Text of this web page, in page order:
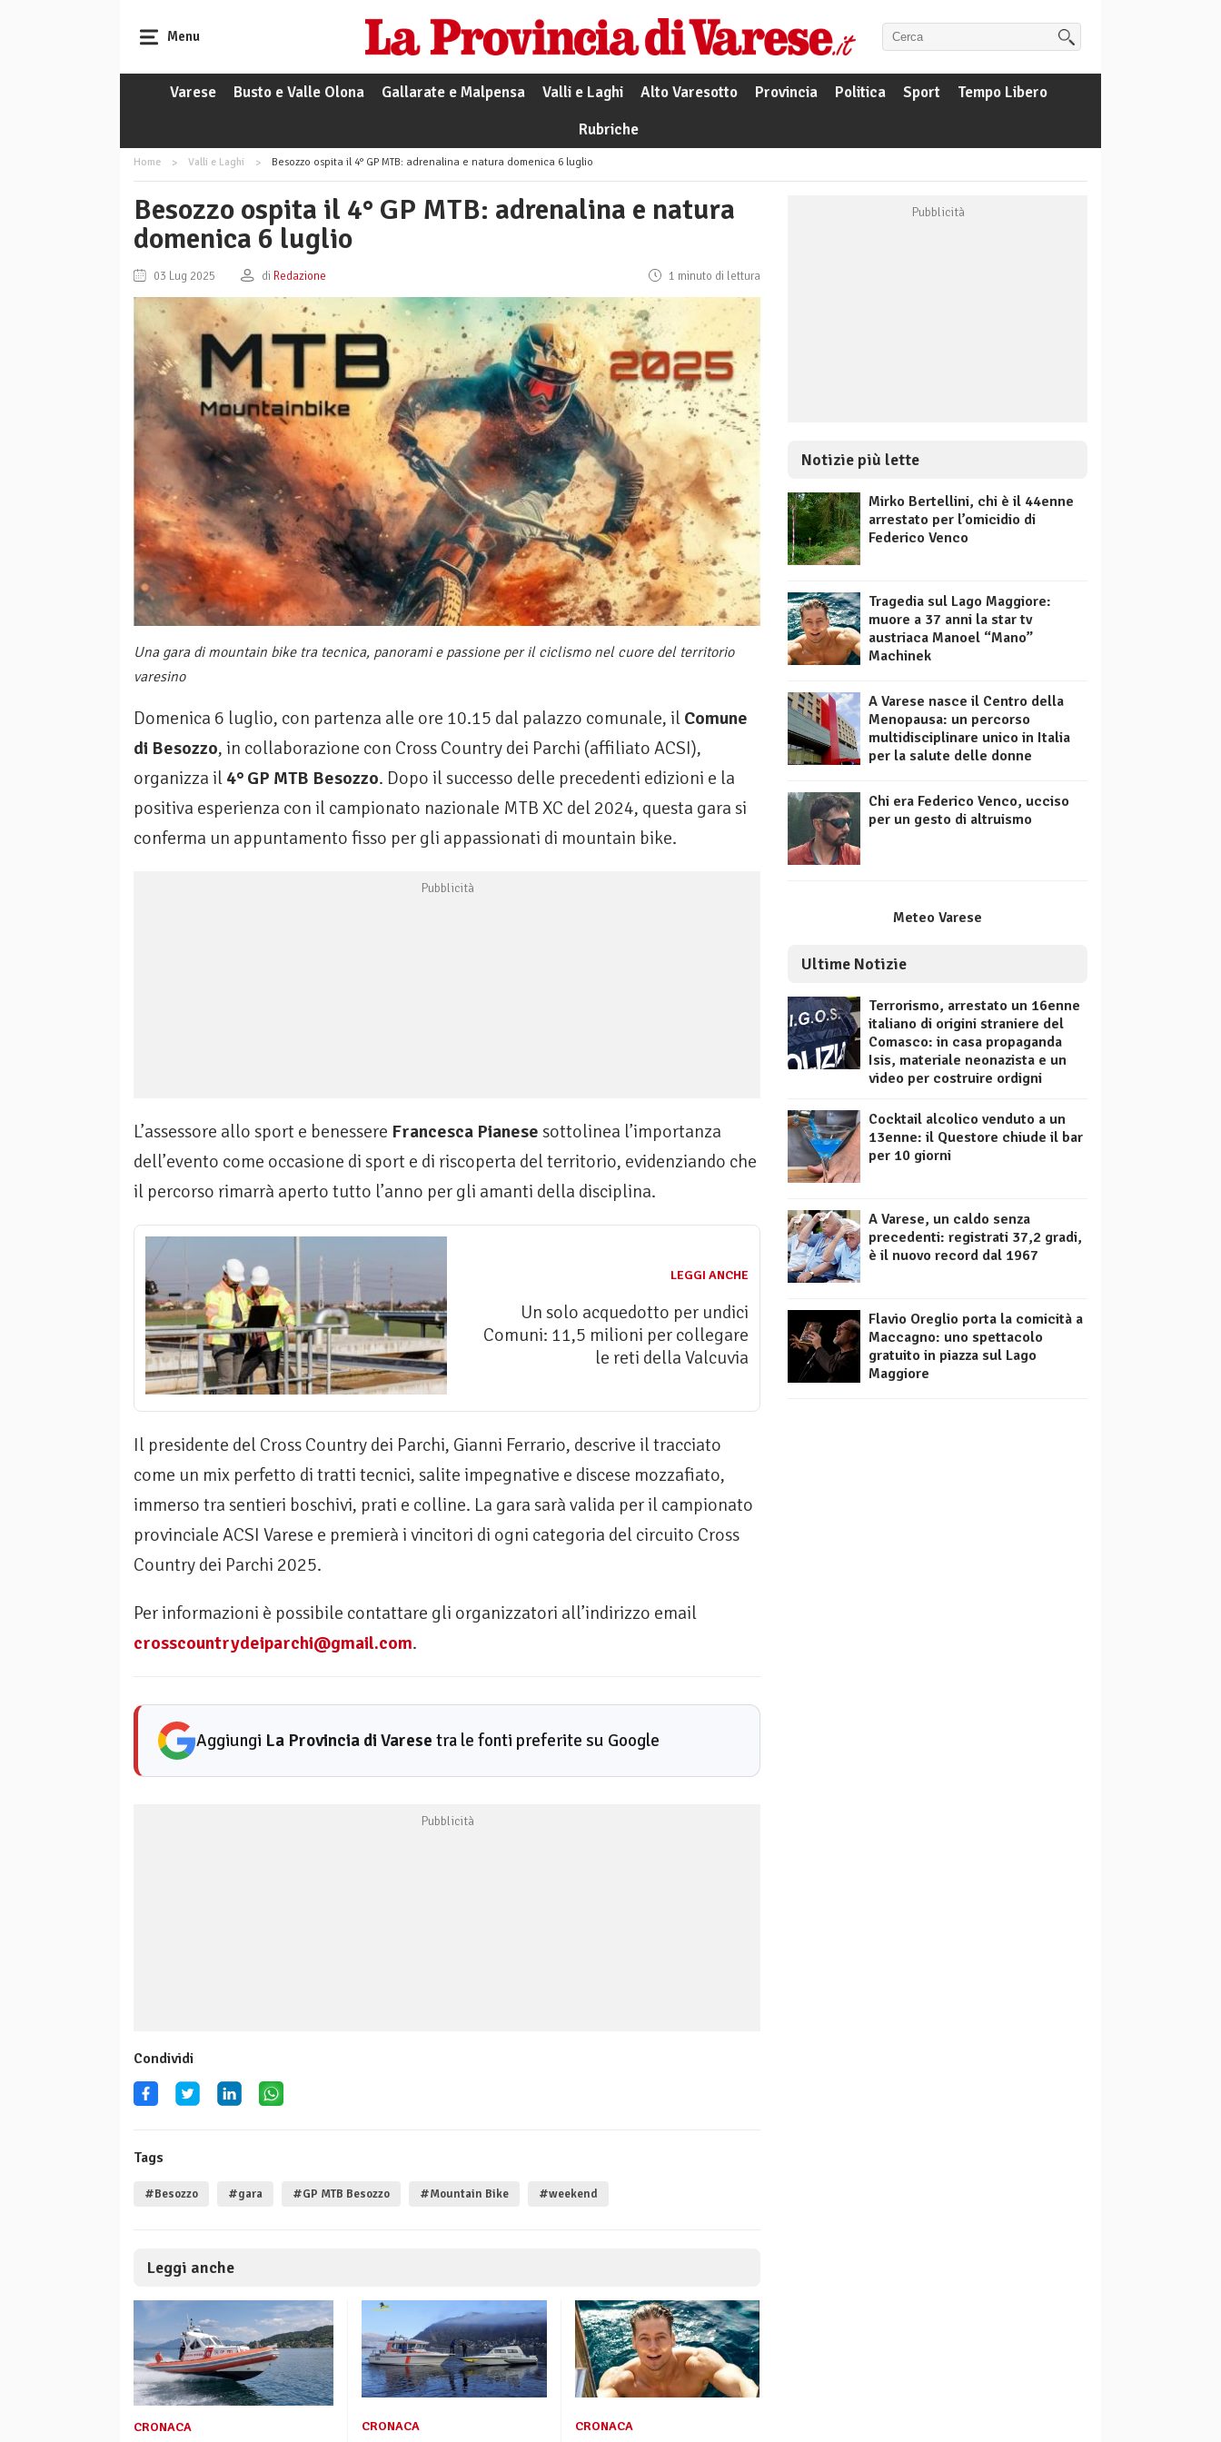
Menu
Varese Busto e Valle Olona Gallarate e Malpensa Valli e Laghi Alto Varesotto Provincia Politica Sport
Tempo Libero
Rubriche
Home Valli e Laghi Besozzo ospita il 4° GP MTB: adrenalina e natura domenica 6 luglio
Besozzo ospita il 4° GP MTB: adrenalina e natura
domenica 6 luglio
03 Lug 2025 di Redazione 1 minuto di lettura
Una gara di mountain bike tra tecnica, panorami e passione per il ciclismo nel cuore del territorio
varesino
Domenica 6 luglio, con partenza alle ore 10.15 dal palazzo comunale, il Comune
di Besozzo, in collaborazione con Cross Country dei Parchi (affiliato ACSI),
organizza il 4° GP MTB Besozzo. Dopo il successo delle precedenti edizioni e la
positiva esperienza con il campionato nazionale MTB XC del 2024, questa gara si
conferma un appuntamento fisso per gli appassionati di mountain bike.
L’assessore allo sport e benessere Francesca Pianese sottolinea l’importanza
dell’evento come occasione di sport e di riscoperta del territorio, evidenziando che
il percorso rimarrà aperto tutto l’anno per gli amanti della disciplina.
LEGGI ANCHE
Un solo acquedotto per undici
Comuni: 11,5 milioni per collegare
le reti della Valcuvia
Il presidente del Cross Country dei Parchi, Gianni Ferrario, descrive il tracciato
come un mix perfetto di tratti tecnici, salite impegnative e discese mozzafiato,
immerso tra sentieri boschivi, prati e colline. La gara sarà valida per il campionato
provinciale ACSI Varese e premierà i vincitori di ogni categoria del circuito Cross
Country dei Parchi 2025.
Per informazioni è possibile contattare gli organizzatori all’indirizzo email
crosscountrydeiparchi@gmail.com.
Aggiungi La Provincia di Varese tra le fonti preferite su Google
Condividi
Tags
#Besozzo #gara #GP MTB Besozzo #Mountain Bike #weekend
Leggi anche
CRONACA CRONACA CRONACA
Notizie più lette
Mirko Bertellini, chi è il 44enne
arrestato per l’omicidio di
Federico Venco
Tragedia sul Lago Maggiore:
muore a 37 anni la star tv
austriaca Manoel “Mano”
Machinek
A Varese nasce il Centro della
Menopausa: un percorso
multidisciplinare unico in Italia
per la salute delle donne
Chi era Federico Venco, ucciso
per un gesto di altruismo
Meteo Varese
Ultime Notizie
Terrorismo, arrestato un 16enne
italiano di origini straniere del
Comasco: in casa propaganda
Isis, materiale neonazista e un
video per costruire ordigni
Cocktail alcolico venduto a un
13enne: il Questore chiude il bar
per 10 giorni
A Varese, un caldo senza
precedenti: registrati 37,2 gradi,
è il nuovo record dal 1967
Flavio Oreglio porta la comicità a
Maccagno: uno spettacolo
gratuito in piazza sul Lago
Maggiore